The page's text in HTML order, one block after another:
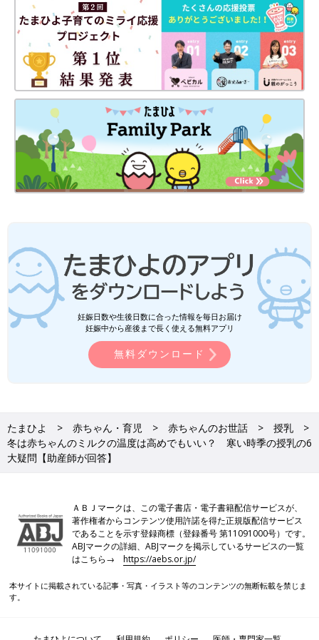
妊娠日数や生後日数に合った情報を毎日お届け
妊娠中から産後まで長く使える無料アプリ
無料ダウンロード
たまひよ 赤ちゃん・育児 赤ちゃんのお世話
授乳
冬は赤ちゃんのミルクの温度は高めでもいい？ 寒い時季の授乳の6
大疑問【助産師が回答】
ＡＢＪマークは、この電子書店・電子書籍配信サービスが、
著作権者からコンテンツ使用許諾を得た正規版配信サービス
であることを示す登録商標（登録番号 第11091000号）です。
ABJマークの詳細、ABJマークを掲示しているサービスの一覧
はこちら→https://aebs.or.jp/
本サイトに掲載されている記事・写真・イラスト等のコンテンツの無断転載を禁じま
す。